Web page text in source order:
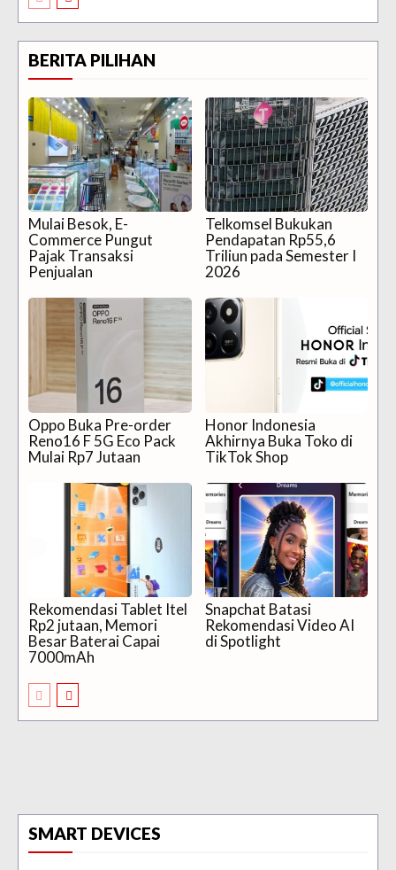
BERITA PILIHAN
Mulai Besok, E-
Commerce Pungut
Pajak Transaksi
Penjualan
Telkomsel Bukukan
Pendapatan Rp55,6
Triliun pada Semester I
2026
Oppo Buka Pre-order
Reno16 F 5G Eco Pack
Mulai Rp7 Jutaan
Honor Indonesia
Akhirnya Buka Toko di
TikTok Shop
Rekomendasi Tablet Itel
Rp2 jutaan, Memori
Besar Baterai Capai
7000mAh
Snapchat Batasi
Rekomendasi Video AI
di Spotlight
SMART DEVICES